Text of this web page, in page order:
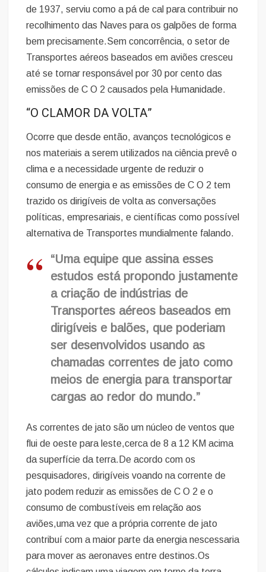
de 1937, serviu como a pá de cal para contribuir no
recolhimento das Naves para os galpões de forma
bem precisamente.Sem concorrência, o setor de
Transportes aéreos baseados em aviões cresceu
até se tornar responsável por 30 por cento das
emissões de C O 2 causados pela Humanidade.
“O CLAMOR DA VOLTA”
Ocorre que desde então, avanços tecnológicos e
nos materiais a serem utilizados na ciência prevê o
clima e a necessidade urgente de reduzir o
consumo de energia e as emissões de C O 2 tem
trazido os dirigíveis de volta as conversações
políticas, empresariais, e científicas como possível
alternativa de Transportes mundialmente falando.
“Uma equipe que assina esses
estudos está propondo justamente
a criação de indústrias de
Transportes aéreos baseados em
dirigíveis e balões, que poderiam
ser desenvolvidos usando as
chamadas correntes de jato como
meios de energia para transportar
cargas ao redor do mundo.”
As correntes de jato são um núcleo de ventos que
flui de oeste para leste,cerca de 8 a 12 KM acima
da superfície da terra.De acordo com os
pesquisadores, dirigíveis voando na corrente de
jato podem reduzir as emissões de C O 2 e o
consumo de combustíveis em relação aos
aviões,uma vez que a própria corrente de jato
contribuí com a maior parte da energia nescessaria
para mover as aeronaves entre destinos.Os